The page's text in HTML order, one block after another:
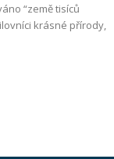
“země tisíců
krásné přírody,